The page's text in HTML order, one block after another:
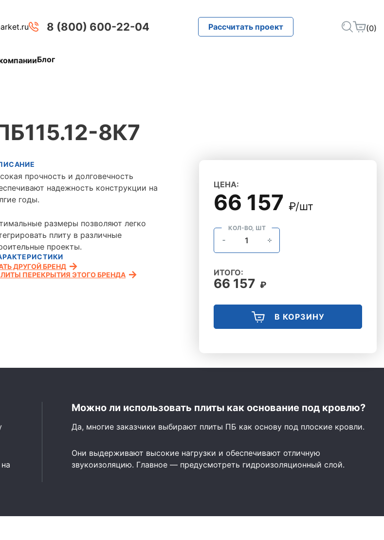
8 (800) 600-22-04 Рассчитать проект (0)
Блог
8К7
прочность и долговечность
надежность конструкции на
годы.
размеры позволяют легко
плиту в различные
проекты.
ДРУГОЙ БРЕНД
ПЕРЕКРЫТИЯ ЭТОГО БРЕНДА
ЦЕНА:
66 157 ₽/шт
КОЛ-ВО, ШТ
ИТОГО:
66 157 ₽
В КОРЗИНУ
Можно ли использовать плиты как основание под кровлю?
Да, многие заказчики выбирают плиты ПБ как основу под плоские кровли.
Они выдерживают высокие нагрузки и обеспечивают отличную
звукоизоляцию. Главное — предусмотреть гидроизоляционный слой.